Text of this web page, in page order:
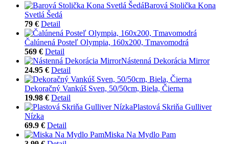
Barová Stolička Kona
Svetlá Šedá
79 € Detail
Čalúnená Posteľ Olympia, 160x200, Tmavomodrá
569 € Detail
Nástenná Dekorácia Mirror
24.95 € Detail
Dekoračný Vankúš Sven, 50/50cm, Biela, Čierna
19.98 € Detail
Plastová Skriňa Gulliver
Nízka
69.9 € Detail
Miska Na Mydlo Pam